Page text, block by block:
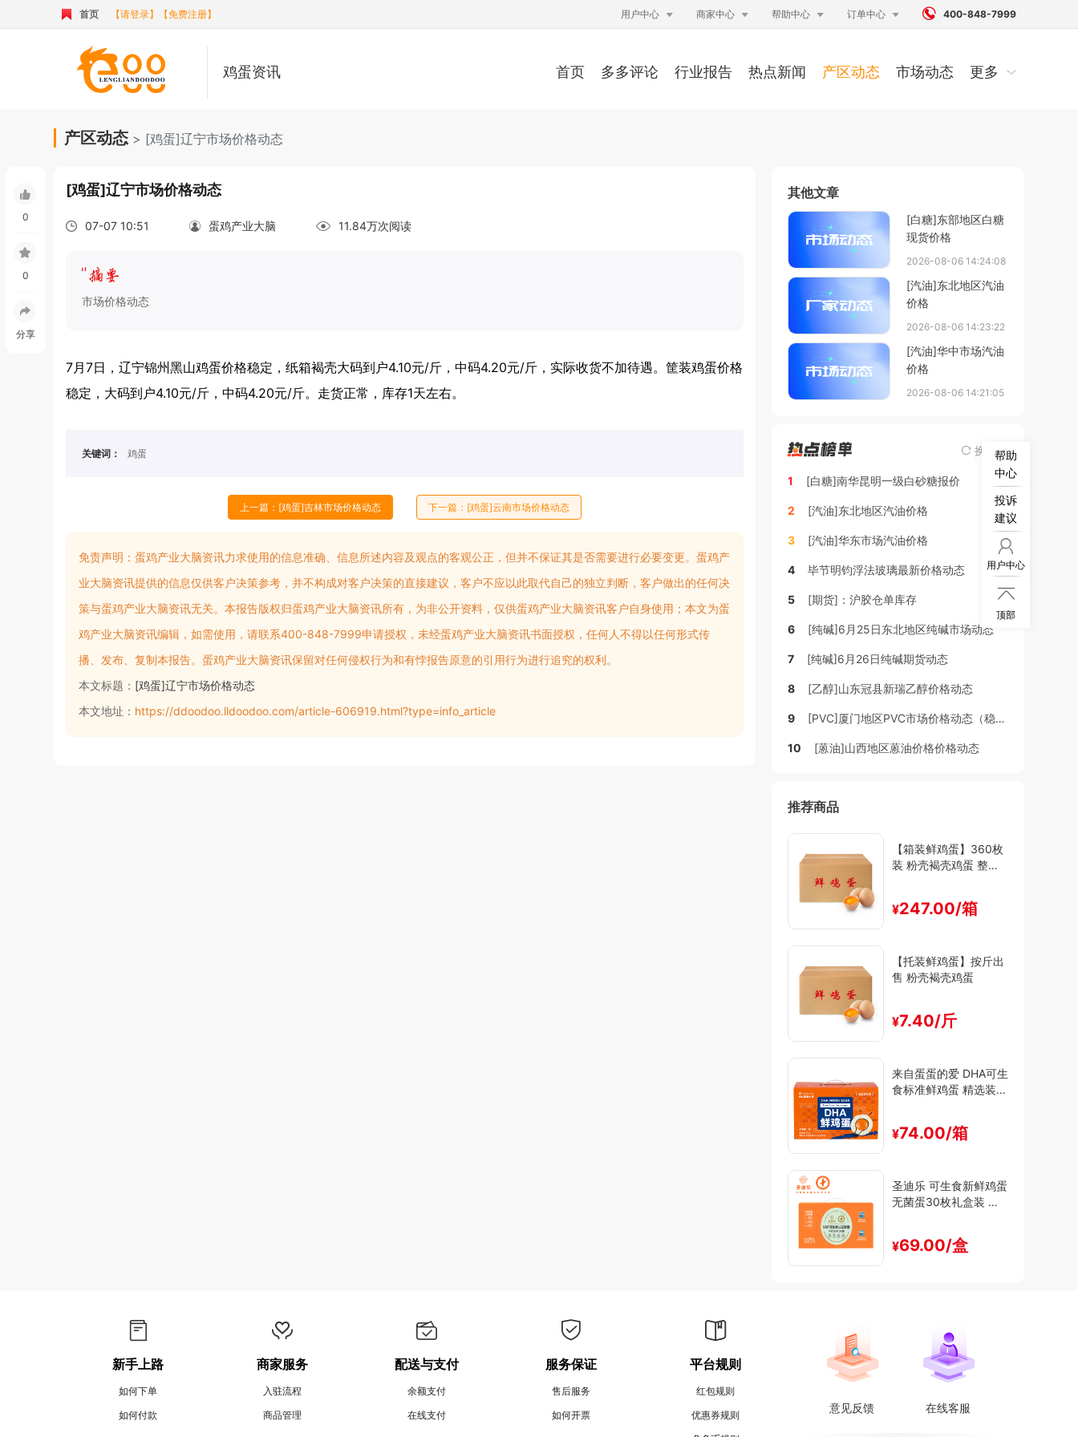
首页 【请登录】 【免费注册】 用户中心  商家中心  帮助中心  订单中心   400-848-7999
鸡蛋资讯 首页 多多评论 行业报告 热点新闻 产区动态 市场动态 更多
产区动态 > [鸡蛋]辽宁市场价格动态
[鸡蛋]辽宁市场价格动态
07-07 10:51 蛋鸡产业大脑 11.84万次阅读
市场价格动态
7月7日，辽宁锦州黑山鸡蛋价格稳定，纸箱褐壳大码到户4.10元/斤，中码4.20元/斤，实际收货不加待遇。筐装鸡蛋价格
稳定，大码到户4.10元/斤，中码4.20元/斤。走货正常，库存1天左右。
关键词： 鸡蛋
上一篇：[鸡蛋]吉林市场价格动态 下一篇：[鸡蛋]云南市场价格动态
免责声明： 蛋鸡产业大脑资讯力求使用的信息准确、信息所述内容及观点的客观公正，但并不保证其是否需要进行必要变更。蛋鸡产
业大脑资讯提供的信息仅供客户决策参考，并不构成对客户决策的直接建议，客户不应以此取代自己的独立判断，客户做出的任何决
策与蛋鸡产业大脑资讯无关。本报告版权归蛋鸡产业大脑资讯所有，为非公开资料，仅供蛋鸡产业大脑资讯客户自身使用；本文为蛋
鸡产业大脑资讯编辑，如需使用，请联系400-848-7999申请授权，未经蛋鸡产业大脑资讯书面授权，任何人不得以任何形式传
播、发布、复制本报告。蛋鸡产业大脑资讯保留对任何侵权行为和有悖报告原意的引用行为进行追究的权利。
本文标题： [鸡蛋]辽宁市场价格动态
本文地址： https://ddoodoo.lldoodoo.com/article-606919.html?type=info_article
其他文章
[白糖]东部地区白糖
现货价格
2026-08-06 14:24:08
[汽油]东北地区汽油
价格
2026-08-06 14:23:22
[汽油]华中市场汽油
价格
2026-08-06 14:21:05
换一换
1 [白糖]南华昆明一级白砂糖报价
2 [汽油]东北地区汽油价格
3 [汽油]华东市场汽油价格
4 毕节明钧浮法玻璃最新价格动态
5 [期货]：沪胶仓单库存
6 [纯碱]6月25日东北地区纯碱市场动态
7 [纯碱]6月26日纯碱期货动态
8 [乙醇]山东冠县新瑞乙醇价格动态
9 [PVC]厦门地区PVC市场价格动态（稳定）
10 [蒽油]山西地区蒽油价格价格动态
推荐商品
【箱装鲜鸡蛋】360枚
装 粉壳褐壳鸡蛋 整箱
¥247.00/箱
【托装鲜鸡蛋】按斤出
售 粉壳褐壳鸡蛋
¥7.40/斤
来自蛋蛋的爱 DHA可生
食标准鲜鸡蛋 精选装
¥74.00/箱
圣迪乐 可生食新鲜鸡蛋
无菌蛋30枚礼盒装 净
¥69.00/盒
0
0
分享
帮助
中心
投诉
建议
用户中心

顶部
新手上路
如何下单
如何付款
商家服务
入驻流程
商品管理
配送与支付
余额支付
在线支付
服务保证
售后服务
如何开票
平台规则
红包规则
优惠券规则
意见反馈 在线客服